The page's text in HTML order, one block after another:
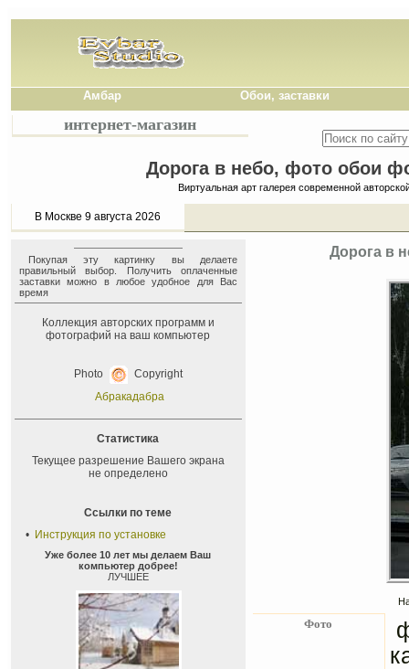
Амбар Обои, заставки
интернет-магазин
Дорога в небо, фото обои
Виртуальная арт галерея современной
В Москве 9 августа 2026
Покупая эту картинку вы делаете
правильный выбор. Получить оплаченные
заставки можно в любое удобное для Вас
время
Коллекция авторских программ и
фотографий на ваш компьютер
Photo
Copyright
Абракадабра
Статистика
Текущее разрешение Вашего экрана
не определено
Ссылки по теме
• Инструкция по установке
Уже более 10 лет мы делаем Ваш
компьютер добрее!
ЛУЧШЕЕ
Дорога в
Фото